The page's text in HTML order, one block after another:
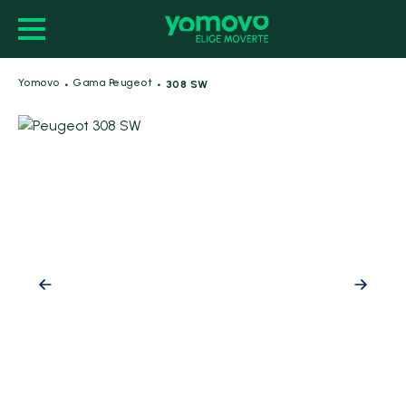
Yomovo · Gama Peugeot · 308 SW